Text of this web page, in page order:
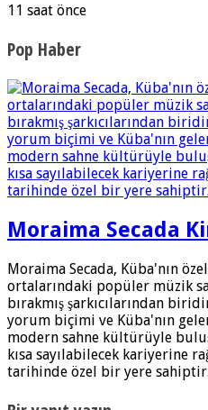
11 saat önce
Pop Haber
Moraima Secada
Moraima Secada, Küba'nın
ortalarındaki popüler müzik
bırakmış şarkıcılarından
yorum biçimi ve Küba'nın
modern sahne kültürüyle
kısa sayılabilecek kariyerine
tarihinde özel bir yere sahiptir.